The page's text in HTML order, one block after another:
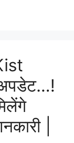
अपडेट…!
|